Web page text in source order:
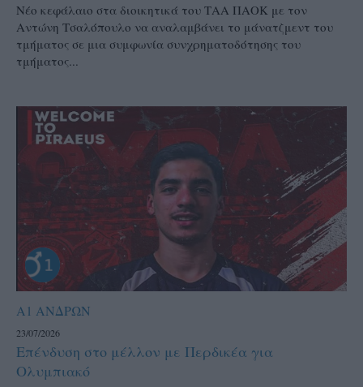
Νέο κεφάλαιο στα διοικητικά του ΤΑΑ ΠΑΟΚ με τον
Αντώνη Τσαλόπουλο να αναλαμβάνει το μάνατζμεντ του
τμήματος σε μια συμφωνία συνχρηματοδότησης του
τμήματος...
Α1 ΑΝΔΡΩΝ
23/07/2026
Επένδυση στο μέλλον με Περδικέα για
Ολυμπιακό